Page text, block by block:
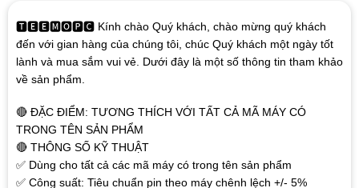
🆃🅴🅴🅼🅾🅿🅲 Kính chào Quý khách, chào mừng quý khách
đến với gian hàng của chúng tôi, chúc Quý khách một ngày tốt
lành và mua sắm vui vẻ. Dưới đây là một số thông tin tham khảo
về sản phẩm.
🔴 ĐẶC ĐIỂM: TƯƠNG THÍCH VỚI TẤT CẢ MÃ MÁY CÓ
TRONG TÊN SẢN PHẨM
🔴 THÔNG SỐ KỸ THUẬT
✅ Dùng cho tất cả các mã máy có trong tên sản phẩm
✅ Công suất: Tiêu chuẩn pin theo máy chênh lệch +/- 5%